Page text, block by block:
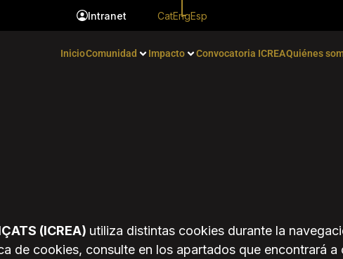
Intranet CatEngEsp
InicioComunidad Impacto Convocatoria ICREAQuiénes
(ICREA) utiliza distintas cookies durante la
de cookies, consulte en los apartados que encontrará a